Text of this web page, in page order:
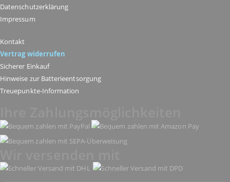
Datenschutzerklärung
Impressum
Kontakt
Vertrag widerrufen
Sicherer Einkauf
Hinweise zur Batterieentsorgung
Treuepunkte-Information